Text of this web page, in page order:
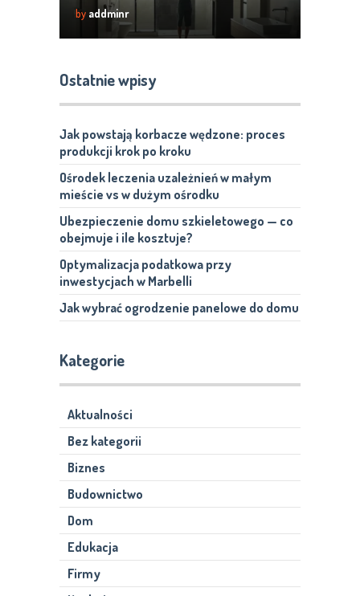
by addminr
Ostatnie wpisy
Jak powstają korbacze wędzone: proces
produkcji krok po kroku
Ośrodek leczenia uzależnień w małym
mieście vs w dużym ośrodku
Ubezpieczenie domu szkieletowego — co
obejmuje i ile kosztuje?
Optymalizacja podatkowa przy
inwestycjach w Marbelli
Jak wybrać ogrodzenie panelowe do domu
Kategorie
Aktualności
Bez kategorii
Biznes
Budownictwo
Dom
Edukacja
Firmy